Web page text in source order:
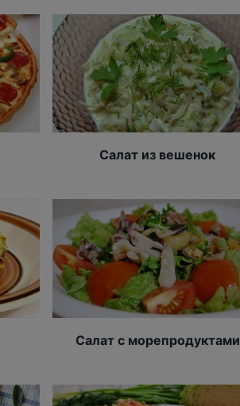
Салат из вешенок
Салат с морепродуктами